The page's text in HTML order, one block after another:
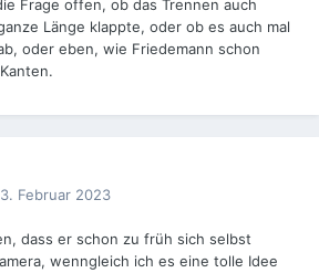
Frage offen, ob das Trennen auch
Länge klappte, oder ob es auch mal
oder eben, wie Friedemann schon
Februar 2023
dass er schon zu früh sich selbst
wenngleich ich es eine tolle Idee